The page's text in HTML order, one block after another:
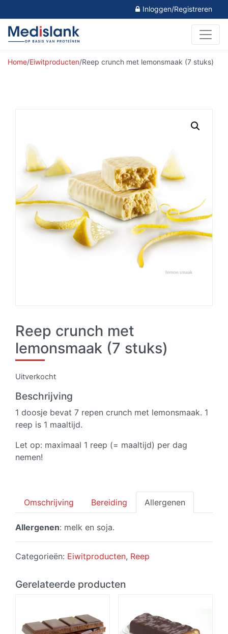
Inloggen/Registreren
Home/Eiwitproducten/Reep crunch met lemonsmaak (7 stuks)
Reep crunch met
lemonsmaak (7 stuks)
Uitverkocht
Beschrijving
1 doosje bevat 7 repen crunch met lemonsmaak. 1
reep is 1 maaltijd.
Let op: maximaal 1 reep (= maaltijd) per dag
nemen!
Omschrijving Bereiding Allergenen
Allergenen: melk en soja.
Categorieën: Eiwitproducten, Reep
Gerelateerde producten